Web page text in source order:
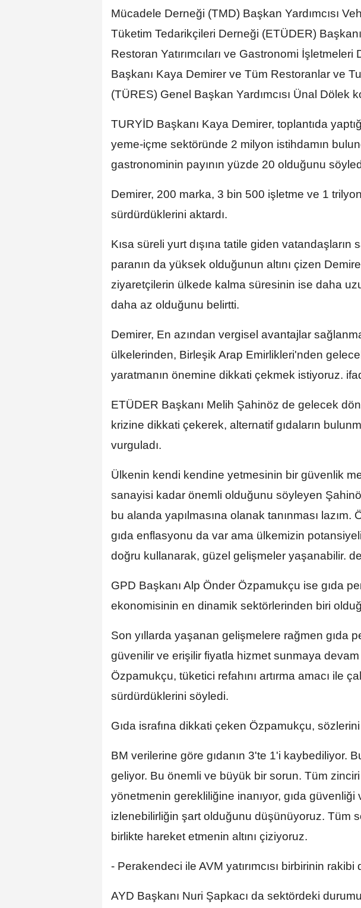
Mücadele Derneği (TMD) Başkan Yardımcısı
Tüketim Tedarikçileri Derneği (ETÜDER)
Restoran Yatırımcıları ve Gastronomi
Başkanı Kaya Demirer ve Tüm Restoranlar ve
(TÜRES) Genel Başkan Yardımcısı Ünal Dölek
TURYİD Başkanı Kaya Demirer, toplantıda
yeme-içme sektöründe 2 milyon istihdamın
gastronominin payının yüzde 20 olduğunu
Demirer, 200 marka, 3 bin 500 işletme ve 1 trilyon
sürdürdüklerini aktardı.
Kısa süreli yurt dışına tatile giden vatandaşların
paranın da yüksek olduğunun altını çizen
ziyaretçilerin ülkede kalma süresinin ise daha
daha az olduğunu belirtti.
Demirer, En azından vergisel avantajlar
ülkelerinden, Birleşik Arap Emirlikleri'nden
yaratmanın önemine dikkati çekmek istiyoruz.
ETÜDER Başkanı Melih Şahinöz de gelecek
krizine dikkati çekerek, alternatif gıdaların
vurguladı.
Ülkenin kendi kendine yetmesinin bir güvenlik
sanayisi kadar önemli olduğunu söyleyen
bu alanda yapılmasına olanak tanınması
gıda enflasyonu da var ama ülkemizin
doğru kullanarak, güzel gelişmeler yaşanabilir.
GPD Başkanı Alp Önder Özpamukçu ise gıda
ekonomisinin en dinamik sektörlerinden biri
Son yıllarda yaşanan gelişmelere rağmen gıda
güvenilir ve erişilir fiyatla hizmet sunmaya
Özpamukçu, tüketici refahını artırma amacı ile
sürdürdüklerini söyledi.
Gıda israfına dikkati çeken Özpamukçu,
BM verilerine göre gıdanın 3'te 1'i kaybediliyor.
geliyor. Bu önemli ve büyük bir sorun. Tüm
yönetmenin gerekliliğine inanıyor, gıda güvenliği
izlenebilirliğin şart olduğunu düşünüyoruz. Tüm
birlikte hareket etmenin altını çiziyoruz.
- Perakendeci ile AVM yatırımcısı birbirinin rakibi
AYD Başkanı Nuri Şapkacı da sektördeki